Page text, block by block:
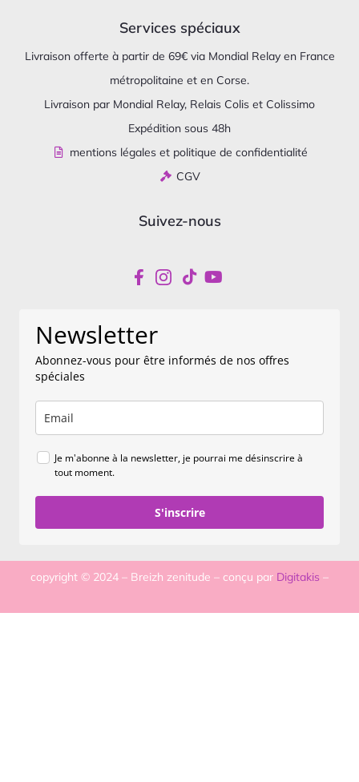
Services spéciaux
Livraison offerte à partir de 69€ via Mondial Relay en France
métropolitaine et en Corse.
Livraison par Mondial Relay, Relais Colis et Colissimo
Expédition sous 48h
mentions légales et politique de confidentialité
CGV
Suivez-nous
Newsletter
Abonnez-vous pour être informés de nos offres
spéciales
Je m'abonne à la newsletter, je pourrai me désinscrire à
tout moment.
S'inscrire
copyright © 2024 – Breizh zenitude – conçu par Digitakis –